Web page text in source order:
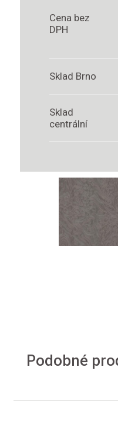
Cena bez
DPH
Sklad Brno
Sklad
centrální
Podobné